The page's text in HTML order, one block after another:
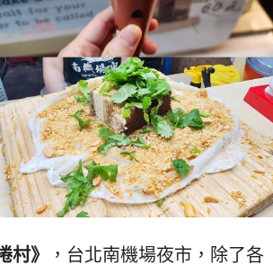
村》
，台北南機場夜市，除了各